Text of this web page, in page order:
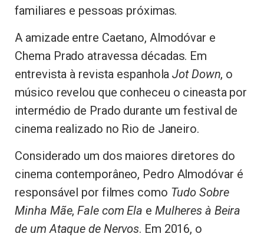
familiares e pessoas próximas.
A amizade entre Caetano, Almodóvar e
Chema Prado atravessa décadas. Em
entrevista à revista espanholaJot Down, o
músico revelou que conheceu o cineasta por
intermédio de Prado durante um festival de
cinema realizado no Rio de Janeiro.
Considerado um dos maiores diretores do
cinema contemporâneo, Pedro Almodóvar é
responsável por filmes como Tudo Sobre
Minha Mãe,Fale com Ela e Mulheres à Beira
de um Ataque de Nervos. Em 2016, o